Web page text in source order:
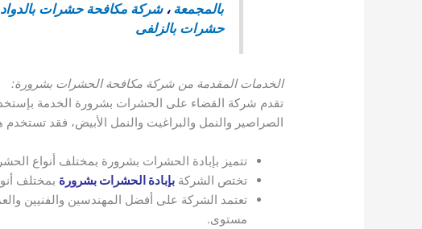
بالمجمعة ،شركة مكافحة حشرات
حشرات بالزلفى
الخدمات المقدمة من شركة مكافحة الحشرات بشرورة:
تقدم شركة القضاء على الحشرات بشرورة الخدمة
الصراصير والنمل والبراغيت والنمل الأبيض، فقد
تتميز بإبادة الحشرات بشرورة بمختلف أنواع
تختص الشركة بإبادة الحشرات بشرورة بمختلف
تعتمد الشركة على أفضل المهندسين والفنيين
مستوى.